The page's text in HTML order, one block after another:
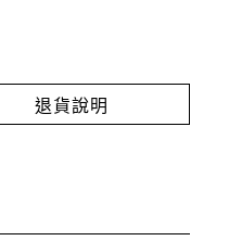
退貨說明